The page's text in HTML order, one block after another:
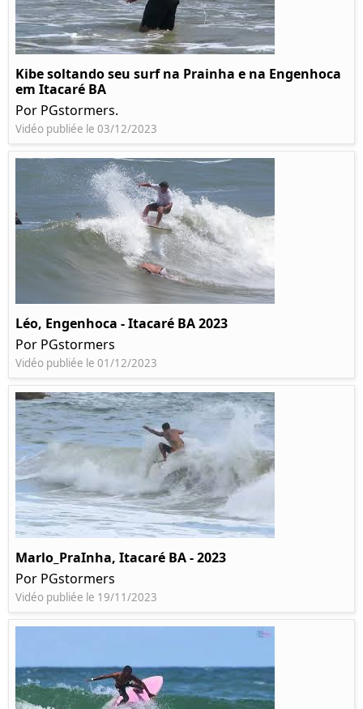
Kibe soltando seu surf na Prainha e na Engenhoca
em Itacaré BA
Por PGstormers.
Vidéo publiée le 03/12/2023
Léo, Engenhoca - Itacaré BA 2023
Por PGstormers
Vidéo publiée le 01/12/2023
Marlo_PraInha, Itacaré BA - 2023
Por PGstormers
Vidéo publiée le 19/11/2023